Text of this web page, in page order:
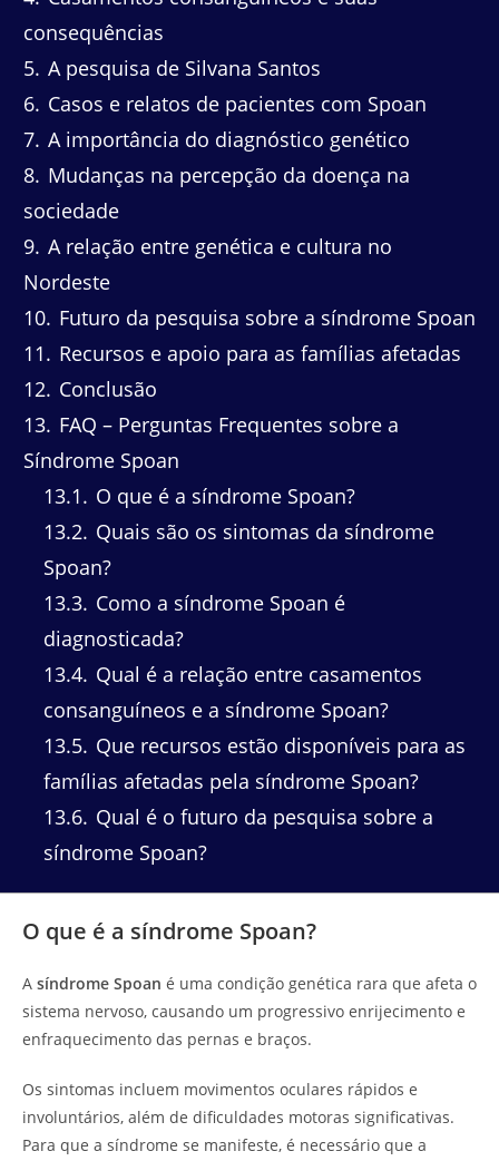
consequências
5 A pesquisa de Silvana Santos
6 Casos e relatos de pacientes com Spoan
7 A importância do diagnóstico genético
8 Mudanças na percepção da doença na
sociedade
9 A relação entre genética e cultura no
Nordeste
10 Futuro da pesquisa sobre a síndrome Spoan
11
Recursos e apoio para as famílias afetadas
12 Conclusão
13 FAQ – Perguntas Frequentes sobre a
Síndrome Spoan
13.1
O que é a síndrome Spoan?
13.2 Quais são os sintomas da síndrome
Spoan?
13.3 Como a síndrome Spoan é
diagnosticada?
13.4 Qual é a relação entre casamentos
consanguíneos e a síndrome Spoan?
13.5 Que recursos estão disponíveis para as
famílias afetadas pela síndrome Spoan?
13.6 Qual é o futuro da pesquisa sobre a
síndrome Spoan?
O que é a síndrome Spoan?
A síndrome Spoan é uma condição genética rara que afeta o
sistema nervoso, causando um progressivo enrijecimento e
enfraquecimento das pernas e braços.
Os sintomas incluem movimentos oculares rápidos e
involuntários, além de dificuldades motoras significativas.
Para que a síndrome se manifeste, é necessário que a